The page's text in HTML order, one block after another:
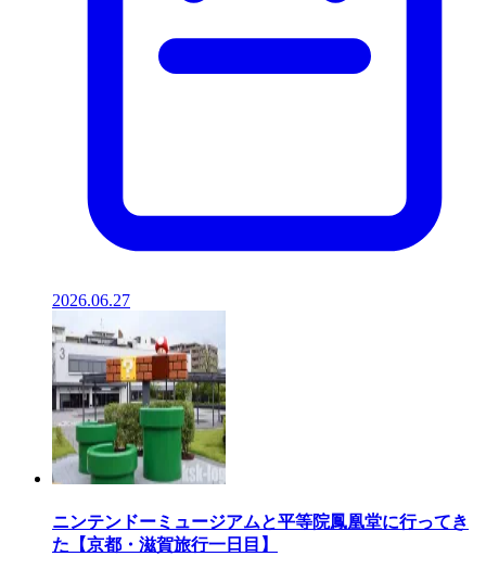
2026.06.27
ニンテンドーミュージアムと平等院鳳凰堂に行ってき
た【京都・滋賀旅行一日目】